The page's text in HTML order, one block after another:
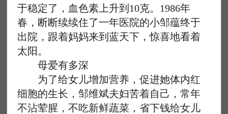
于稳定了，血色素上升到10克。1986年
春，断断续续住了一年医院的小邹蕴终于
出院，跟着妈妈来到蓝天下，惊喜地看着
太阳。
母爱有多深
为了给女儿增加营养，促进她体内红
细胞的生长，邹维斌夫妇苦着自己，常年
不沾荤腥，不吃新鲜蔬菜，省下钱给女儿